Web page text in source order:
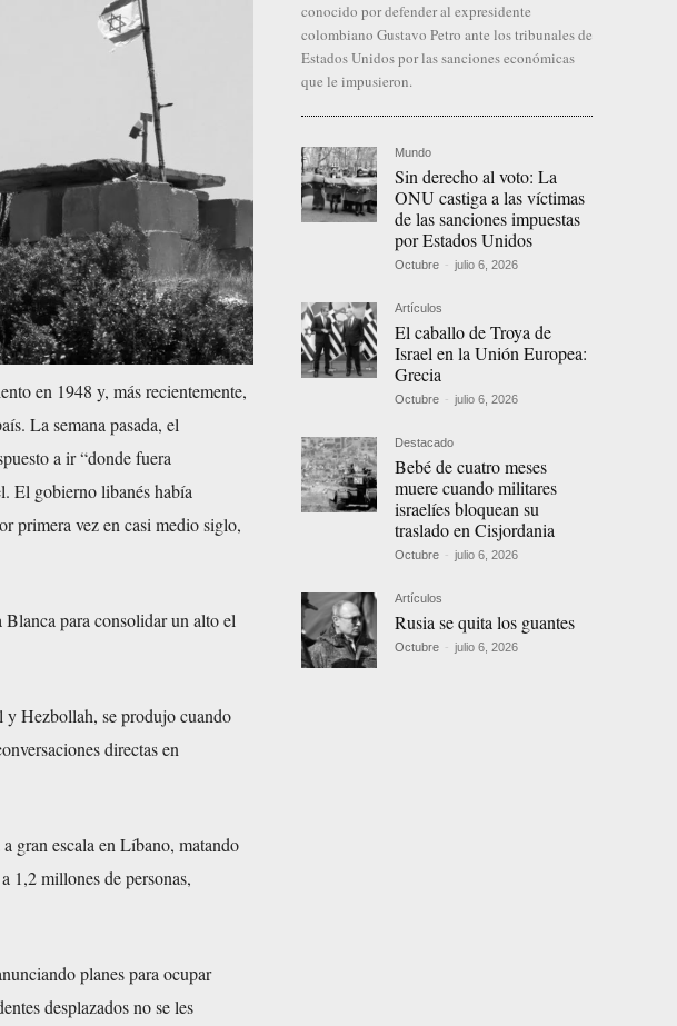
en 1948 y, más recientemente,
La semana pasada, el
a ir “donde fuera
El gobierno libanés había
primera vez en casi medio siglo,
para consolidar un alto el
y Hezbollah, se produjo cuando
directas en
gran escala en Líbano, matando
1,2 millones de personas,
planes para ocupar
desplazados no se les
conocido por defender al expresidente
colombiano Gustavo Petro ante los tribunales de
Estados Unidos por las sanciones económicas
que le impusieron.
Mundo
Sin derecho al voto: La
ONU castiga a las víctimas
de las sanciones impuestas
por Estados Unidos
Octubre - julio 6, 2026
Artículos
El caballo de Troya de
Israel en la Unión Europea:
Grecia
Octubre - julio 6, 2026
Destacado
Bebé de cuatro meses
muere cuando militares
israelíes bloquean su
traslado en Cisjordania
Octubre - julio 6, 2026
Artículos
Rusia se quita los guantes
Octubre - julio 6, 2026